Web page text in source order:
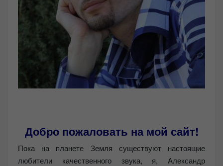
Добро пожаловать на мой сайт!
Пока на планете Земля существуют настоящие
любители качественного звука, я, Александр